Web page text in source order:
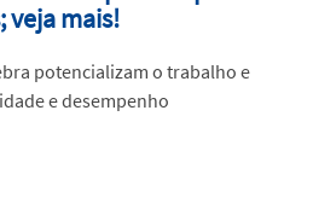
veja mais!
potencializam o trabalho e
e desempenho